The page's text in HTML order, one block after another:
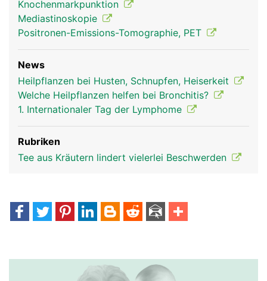
Thymusdrüse Frau
Thymusdrüse
Mann
Knochenmarkpunktion
Mediastinoskopie
Positronen-Emissions-Tomographie, PET
News
Heilpflanzen bei Husten, Schnupfen, Heiserkeit
Welche Heilpflanzen helfen bei Bronchitis?
1. Internationaler Tag der Lymphome
Rubriken
Tee aus Kräutern lindert vielerlei Beschwerden